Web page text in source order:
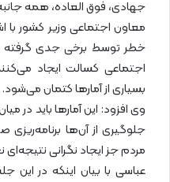
جهادی، فوق العاده، همه
معاون اجتماعی وزیر کشور با
خطر توسط برخی جدی گرفته
اجتماعی کسالت ایجاد
بسیاری از آمارها کتمان می‌شود.
وی افزود: این آمارها باید در
جلوگیری از آن‌ها
مردم جز ایجاد نگرانی
عباسی با بیان اینکه در این